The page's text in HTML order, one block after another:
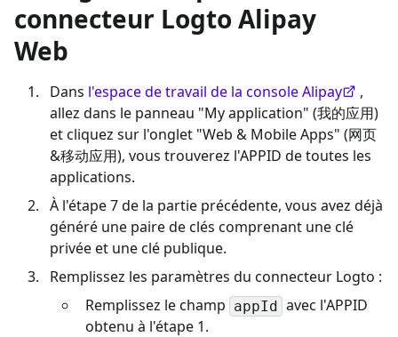
connecteur Logto Alipay
Web
Dans l'espace de travail de la console Alipay
,
allez dans le panneau "My application" (我的应用)
et cliquez sur l'onglet "Web & Mobile Apps" (网页
&移动应用), vous trouverez l'APPID de toutes les
applications.
À l'étape 7 de la partie précédente, vous avez déjà
généré une paire de clés comprenant une clé
privée et une clé publique.
Remplissez les paramètres du connecteur Logto :
Remplissez le champ appId avec l'APPID
obtenu à l'étape 1.